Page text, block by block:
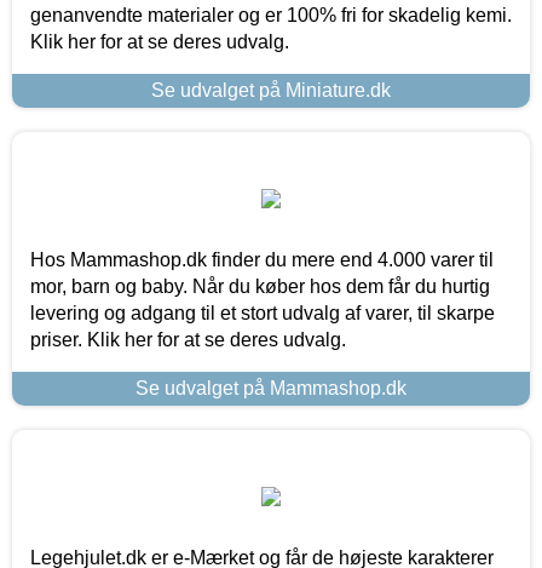
genanvendte materialer og er 100% fri for skadelig kemi.
Klik her for at se deres udvalg.
Se udvalget på Miniature.dk
Hos Mammashop.dk finder du mere end 4.000 varer til
mor, barn og baby. Når du køber hos dem får du hurtig
levering og adgang til et stort udvalg af varer, til skarpe
priser. Klik her for at se deres udvalg.
Se udvalget på Mammashop.dk
Legehjulet.dk er e-Mærket og får de højeste karakterer